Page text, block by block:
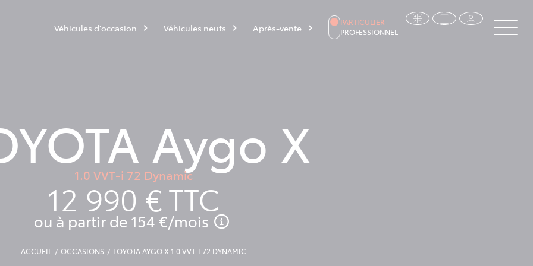
Véhicules d'occasion Véhicules neufs Après-vente
PARTICULIER
PROFESSIONNEL
Aygo X
1.0 VVT-i 72 Dynamic
12 990 €TTC
ou à partir de 154 €/mois
ACCUEIL OCCASIONS TOYOTA AYGO X 1.0 VVT-I 72 DYNAMIC